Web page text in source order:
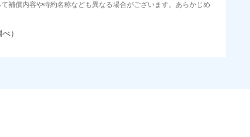
補償内容や特約名称なども異なる場合がございます。あらかじめ
）